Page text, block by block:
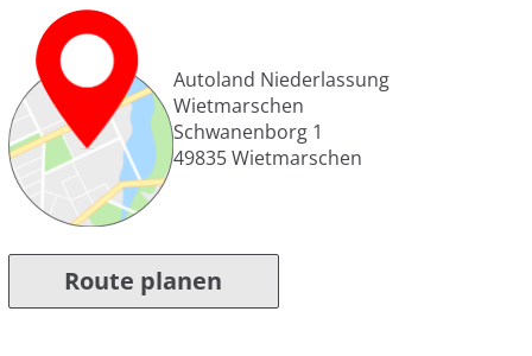
Autoland Niederlassung
Wietmarschen
Schwanenborg 1
49835Wietmarschen
Route planen